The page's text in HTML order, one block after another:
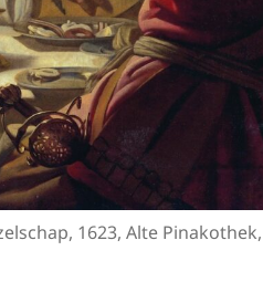
1623, Alte